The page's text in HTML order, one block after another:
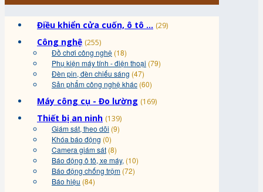
Điều khiển cửa cuốn, ô tô ... (29)
Công nghệ (255)
Đồ chơi công nghệ (18)
Phụ kiện máy tính - điện thoại (79)
Đèn pin, đèn chiếu sáng (47)
Sản phẩm công nghệ khác (60)
Máy công cụ - Đo lường (169)
Thiết bị an ninh (139)
Giám sát, theo dõi (9)
Khóa báo động (0)
Camera giám sát (8)
Báo động ô tô, xe máy, (10)
Báo động chống trộm (72)
Báo hiệu (84)